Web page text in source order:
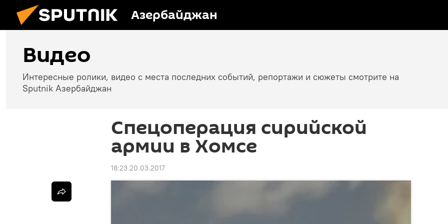
Азербайджан
Видео
Интересные ролики, видео с места последних событий, репортажи и сюжеты смотрите на
Sputnik Азербайджан
Спецоперация сирийской
армии в Хомсе
18:23 20.03.2017